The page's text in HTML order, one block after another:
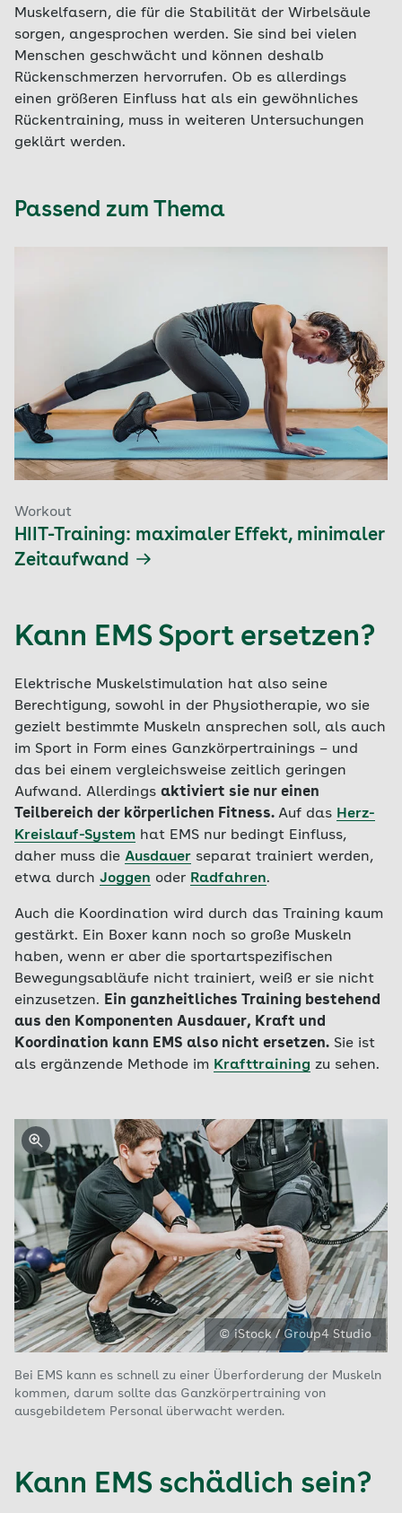
Muskelfasern, die für die Stabilität der Wirbelsäule
sorgen, angesprochen werden. Sie sind bei vielen
Menschen geschwächt und können deshalb
Rückenschmerzen hervorrufen. Ob es allerdings
einen größeren Einfluss hat als ein gewöhnliches
Rückentraining, muss in weiteren Untersuchungen
geklärt werden.
Passend zum Thema
Workout
HIIT-Training: maximaler Effekt, minimaler
Zeitaufwand
Kann EMS Sport ersetzen?
Elektrische Muskelstimulation hat also seine
Berechtigung, sowohl in der Physiotherapie, wo sie
gezielt bestimmte Muskeln ansprechen soll, als auch
im Sport in Form eines Ganzkörpertrainings – und
das bei einem vergleichsweise zeitlich geringen
Aufwand. Allerdings aktiviert sie nur einen
Teilbereich der körperlichen Fitness. Auf das Herz-
Kreislauf-System hat EMS nur bedingt Einfluss,
daher muss die Ausdauer separat trainiert werden,
etwa durch Joggen oder Radfahren.
Auch die Koordination wird durch das Training kaum
gestärkt. Ein Boxer kann noch so große Muskeln
haben, wenn er aber die sportartspezifischen
Bewegungsabläufe nicht trainiert, weiß er sie nicht
einzusetzen. Ein ganzheitliches Training bestehend
aus den Komponenten Ausdauer, Kraft und
Koordination kann EMS also nicht ersetzen. Sie ist
als ergänzende Methode im Krafttraining zu sehen.
© iStock / Group4 Studio
Bei EMS kann es schnell zu einer Überforderung der Muskeln
kommen, darum sollte das Ganzkörpertraining von
ausgebildetem Personal überwacht werden.
Kann EMS schädlich sein?